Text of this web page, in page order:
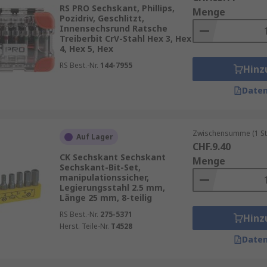
wie Torx, sind oft bei Fahrzeugen und
eines Gartenzauns oder der Reparatur eines Türgriffs –
sollte die gängigsten Bit-Typen und -Größen
sollte gut in der Hand liegen und ein ergonomisches
RS PRO, Wiha, Wera oder Bosch bieten hochwertige
RS PRO Sechskant, Phillips,
Pozidriv, Geschlitzt,
Innensechsrund Ratsche
Treiberbit CrV-Stahl Hex 3, Hex
4, Hex 5, Hex
RS Best.-Nr. 144-7955
Menge
Auf Lager
CK Sechskant Sechskant
Sechskant-Bit-Set,
manipulationssicher,
Legierungsstahl 2.5 mm,
Länge 25 mm, 8-teilig
RS Best.-Nr. 275-5371
Herst. Teile-Nr. T4528
Zwischensumme (1
CHF.9.40
Menge